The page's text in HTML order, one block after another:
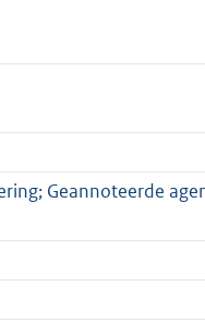
Geannoteerde